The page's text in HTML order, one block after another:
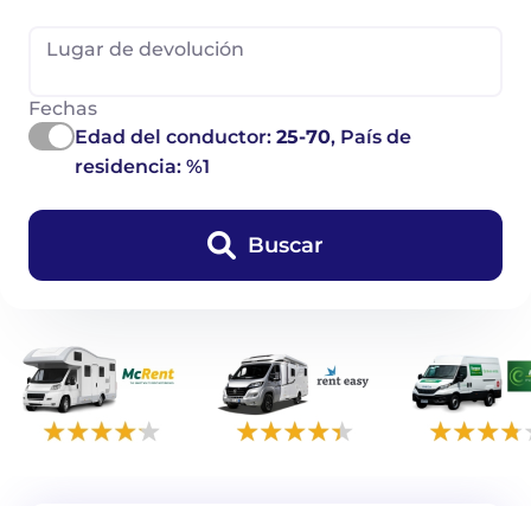
Lugar de devolución
Fechas
Edad del conductor:25-70, País de
residencia: %1
Buscar